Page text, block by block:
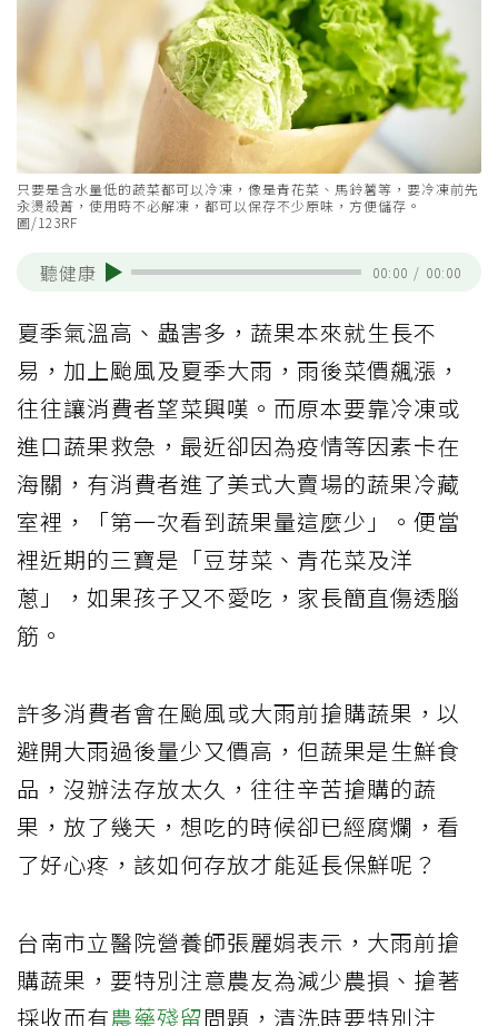
只要是含水量低的蔬菜都可以冷凍，像是青花菜、馬鈴薯等，要冷凍前先
汆燙殺菁，使用時不必解凍，都可以保存不少原味，方便儲存。
圖/123RF
聽健康 00:00 / 00:00
夏季氣溫高、蟲害多，蔬果本來就生長不
易，加上颱風及夏季大雨，雨後菜價飆漲，
往往讓消費者望菜興嘆。而原本要靠冷凍或
進口蔬果救急，最近卻因為疫情等因素卡在
海關，有消費者進了美式大賣場的蔬果冷藏
室裡，「第一次看到蔬果量這麼少」。便當
裡近期的三寶是「豆芽菜、青花菜及洋
蔥」，如果孩子又不愛吃，家長簡直傷透腦
筋。
許多消費者會在颱風或大雨前搶購蔬果，以
避開大雨過後量少又價高，但蔬果是生鮮食
品，沒辦法存放太久，往往辛苦搶購的蔬
果，放了幾天，想吃的時候卻已經腐爛，看
了好心疼，該如何存放才能延長保鮮呢？
台南市立醫院營養師張麗娟表示，大雨前搶
購蔬果，要特別注意農友為減少農損、搶著
採收而有農藥殘留問題，清洗時要特別注